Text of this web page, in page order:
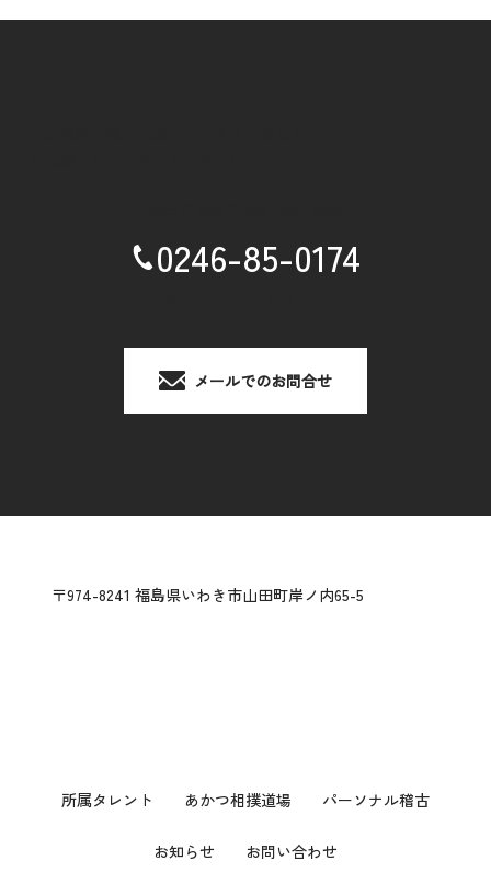
0246-85-0174
メールでのお問合せ
〒974-8241 福島県いわき市山田町岸ノ内65-5
所属タレント あかつ相撲道場 パーソナル稽古
お知らせ お問い合わせ